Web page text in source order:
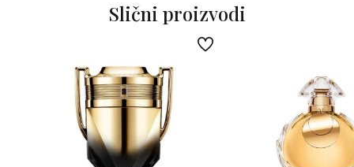
Glavne note:crvena jabuka, zelena dinja,
Note srca: egipatski jasmin, orlovi nokti
Bazne note: bijeli mošus, sandalovina
Slični proizvodi